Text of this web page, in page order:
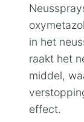
in het
raakt het
middel,
effect.